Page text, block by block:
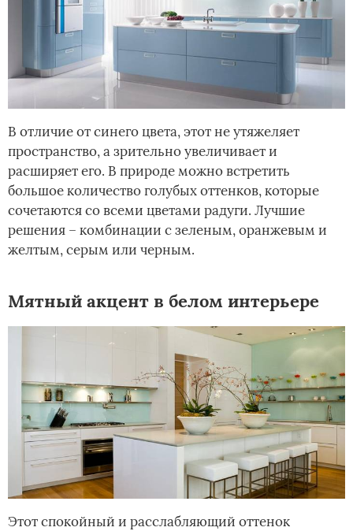
В отличие от синего цвета, этот не утяжеляет
пространство, а зрительно увеличивает и
расширяет его. В природе можно встретить
большое количество голубых оттенков, которые
сочетаются со всеми цветами радуги. Лучшие
решения – комбинации с зеленым, оранжевым и
желтым, серым или черным.
Мятный акцент в белом интерьере
Этот спокойный и расслабляющий оттенок